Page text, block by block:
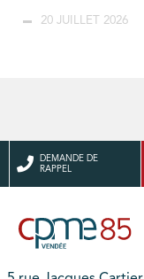
20 JUILLET 2026
DEMANDE DE
RAPPEL